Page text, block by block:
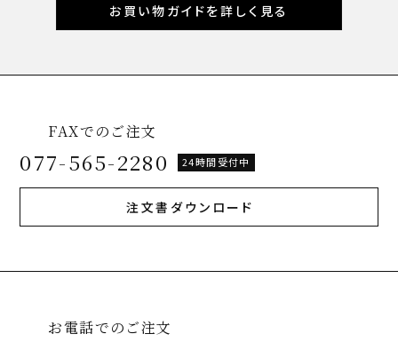
お買い物ガイドを詳しく見る
FAXでのご注文
077-565-2280 24時間受付中
注文書ダウンロード
お電話でのご注文